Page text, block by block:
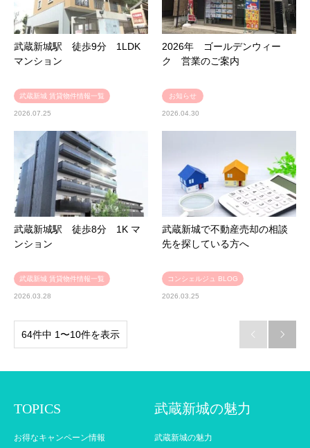
武蔵新城駅 徒歩9分 1LDK
マンション
武蔵新城 賃貸物件情報一覧
2026.07.25
2026年 ゴールデンウィー
ク 営業のご案内
お知らせ
2026.04.30
武蔵新城駅 徒歩8分 1K マ
ンション
武蔵新城 賃貸物件情報一覧
2026.03.28
武蔵新城で不動産売却の相談
先を探している方へ
コンシェルジュ BLOG
2026.03.25
64件中 1〜10件を表示  
TOPICS
お得なキャンペーン情報
武蔵新城の魅力
武蔵新城の魅力